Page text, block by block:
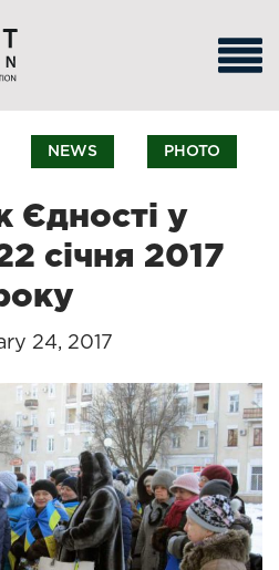
NEWS PHOTO
Єдності у
січня 2017
24, 2017